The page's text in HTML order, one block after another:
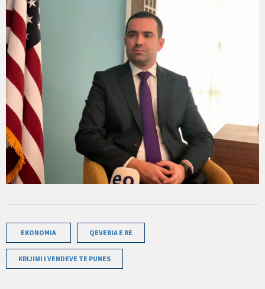
EKONOMIA QEVERIA E RE
KRIJIMI I VENDEVE TE PUNES